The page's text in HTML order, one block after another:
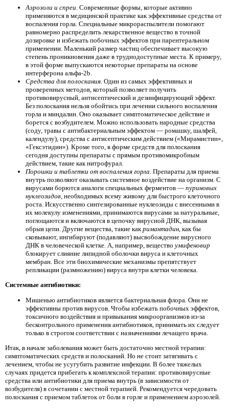
Аэрозоли и спреи. Современные формы, которые активно
применяются в медицинской практике как эффективные средства от
воспаления горла. Специальные микрораспылители помогают
равномерно распределить лекарственное вещество в точной
дозировке и избежать побочных эффектов при парентеральном
применении. Маленький размер частиц обеспечивает высокую
степень проникновения даже в труднодоступные места. К примеру,
в этой форме выпускаются некоторые препараты на основе
интерферона альфа-2b.
Средства для полоскания. Один из самых эффективных и
проверенных методов, который позволяет получить
противовирусный, антисептический и дезинфицирующий эффект.
Без полоскания нельзя обойтись при лечении сильного воспаления
горла и миндалин. Оно оказывает симптоматическое действие и
борется с возбудителем. Можно использовать народные средства
(соду, травы с антибактериальным эффектом — ромашку, шалфей,
календулу), средства с антисептическим действием («Мирамистин»,
«Гексэтидин»). Кроме того, в форме средств для полоскания
сегодня доступны препараты с прямым противомикробным
действием, такие как нитрофурал.
Порошки и таблетки от воспаления горла. Препараты для приема
внутрь позволяют оказывать системное воздействие на организм. С
вирусами борются аналоги специальных ферментов — пуриновых
нуклеозидов, необходимых всему живому для быстрого клеточного
роста. Искусственно синтезированные нуклеозиды с внесенными в
их молекулу изменениями, принимаются вирусами за натуральные,
поглощаются и включаются в цепочку вирусной ДНК, вызывая
обрыв цепи. Другие вещества, такие какримантадин, как бы
сковывают, ингибируют (подавляют) высвобождение вирусного
ДНК в человеческой клетке. А, например, вещество умифеновир
блокирует слияние липидной оболочки вируса и клеточных
мембран. Все эти биохимические механизмы препятствует
репликации (размножению) вируса внутри клетки человека.
Системные антибиотики:
Мишенью антибиотиков является бактериальная флора. Они не
эффективны против вирусов. Чтобы избежать побочных эффектов,
токсичного воздействия и привыкания микроорганизмов из-за
бесконтрольного применения антибиотиков, принимать их следует
только в строгом соответствии с назначениями лечащего врача.
Итак, в начале заболевания может быть достаточно местной терапии:
симптоматических средств и полосканий. Но не стоит затягивать с
лечением, чтобы не усугубить развитие инфекции. В более тяжелых
случаях придется прибегать к комплексной терапии: противовирусные
средства или антибиотики для приема внутрь (в зависимости от
возбудителя) в сочетании с местной терапией. Рекомендуется чередовать
полоскания с приемом таблеток от боли в горле и применением аэрозолей.